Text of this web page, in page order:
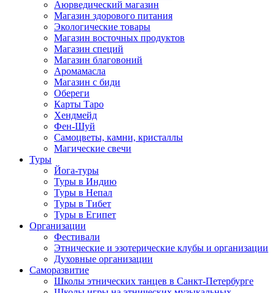
Аюрведический магазин
Магазин здорового питания
Экологические товары
Магазин восточных продуктов
Магазин специй
Магазин благовоний
Аромамасла
Магазин с биди
Обереги
Карты Таро
Хендмейд
Фен-Шуй
Самоцветы, камни, кристаллы
Магические свечи
Туры
Йога-туры
Туры в Индию
Туры в Непал
Туры в Тибет
Туры в Египет
Организации
Фестивали
Этнические и эзотерические клубы и организации
Духовные организации
Саморазвитие
Школы этнических танцев в Санкт-Петербурге